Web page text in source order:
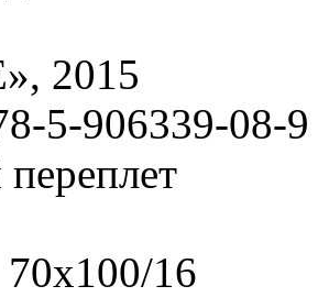
2015
5-906339-08-9
16